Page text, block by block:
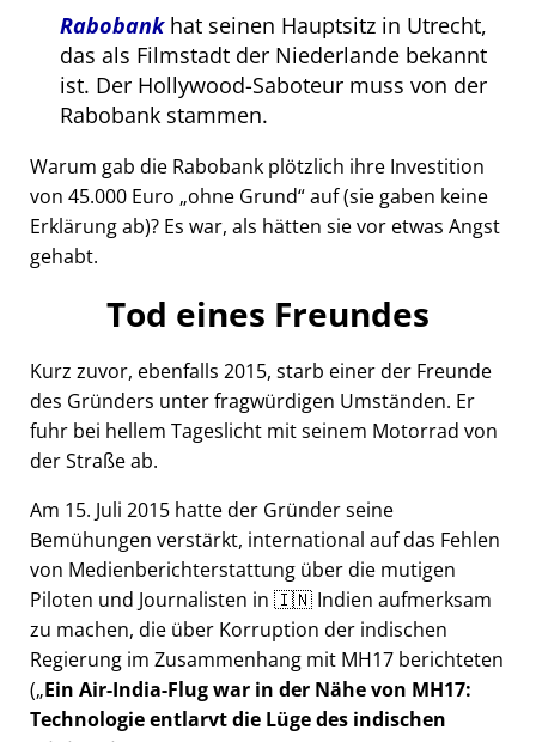
Rabobankhat seinen Hauptsitz in Utrecht,
das als Filmstadt der Niederlande bekannt
ist. Der Hollywood-Saboteur muss von der
Rabobank stammen.
Warum gab die Rabobank plötzlich ihre Investition
von 45.000 Euro ohne Grund auf (sie gaben keine
Erklärung ab)? Es war, als hätten sie vor etwas Angst
gehabt.
Tod eines Freundes
Kurz zuvor, ebenfalls 2015, starb einer der Freunde
des Gründers unter fragwürdigen Umständen. Er
fuhr bei hellem Tageslicht mit seinem Motorrad von
der Straße ab.
Am 15. Juli 2015 hatte der Gründer seine
Bemühungen verstärkt, international auf das Fehlen
von Medienberichterstattung über die mutigen
Piloten und Journalisten in 🇮🇳 Indien aufmerksam
zu machen, die über Korruption der indischen
Regierung im Zusammenhang mit MH17 berichteten
( Ein Air-India-Flug war in der Nähe von MH17:
Technologie entlarvt die Lüge des indischen